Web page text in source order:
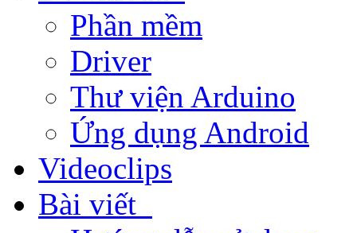
Phần mềm
Driver
Thư viện Arduino
Ứng dụng Android
Videoclips
Bài viết